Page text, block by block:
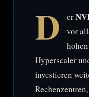
D er
vor
Hyperscaler
investieren